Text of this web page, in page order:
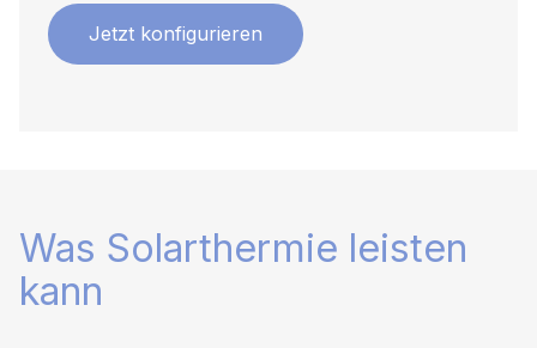
Jetzt konfigurieren
Was Solarthermie leisten
kann